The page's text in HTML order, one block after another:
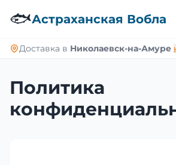
🐟Астраханская Вобла
Доставка в Николаевск-на-Амуре
Политика